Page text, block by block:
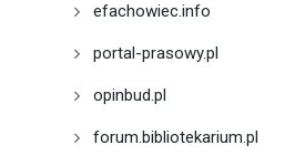
efachowiec.info
portal-prasowy.pl
opinbud.pl
forum.bibliotekarium.pl